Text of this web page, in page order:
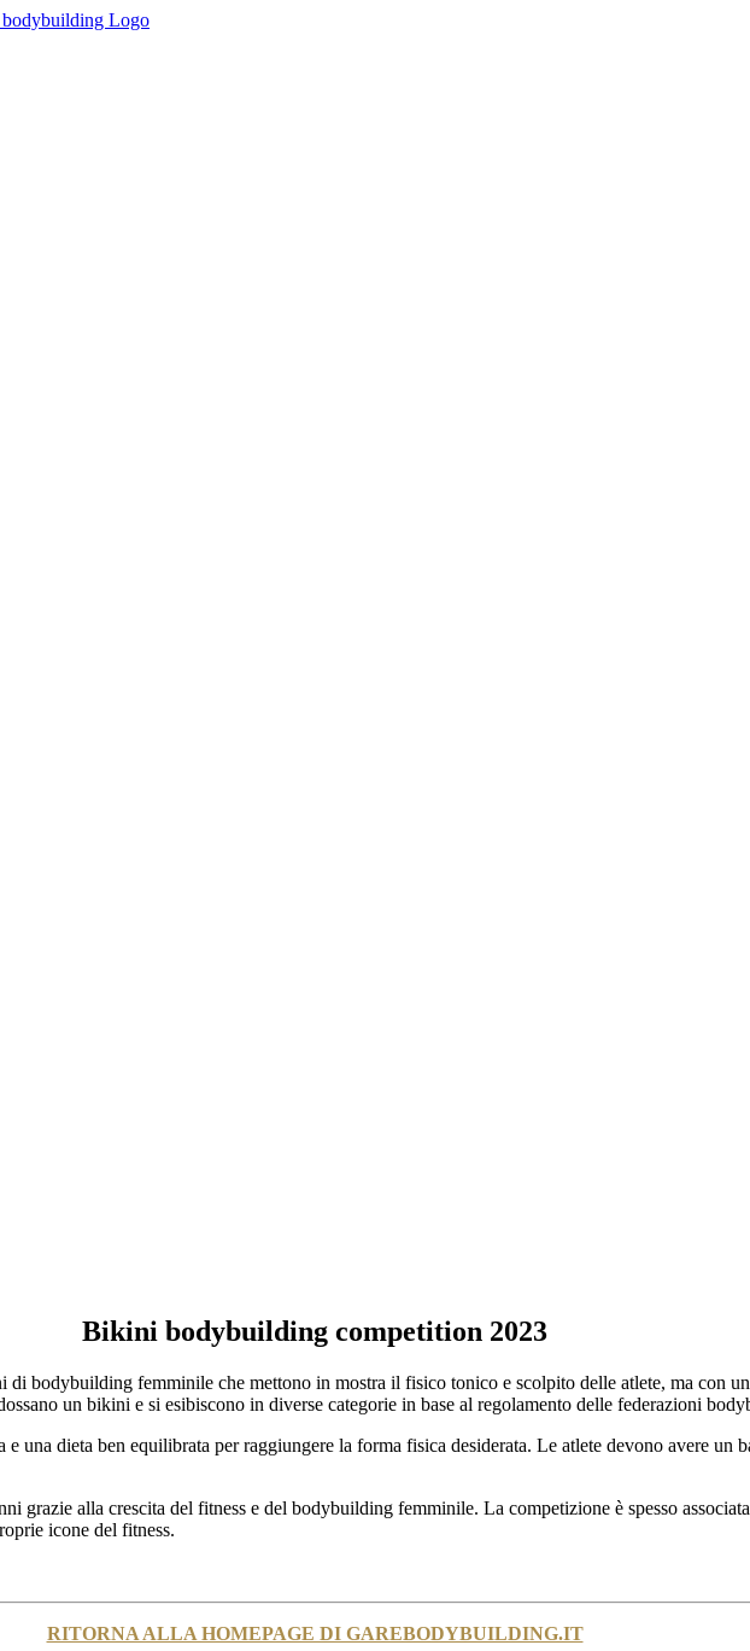
Bikini bodybuilding competition 2023
bodybuilding femminile che mettono in mostra il fisico tonico e scolpito delle atlete, ma con
un bikini e si esibiscono in diverse categorie in base al regolamento delle federazioni
una dieta ben equilibrata per raggiungere la forma fisica desiderata. Le atlete devono avere un
grazie alla crescita del fitness e del bodybuilding femminile. La competizione è spesso
icone del fitness.
RITORNA ALLA HOMEPAGE DI GAREBODYBUILDING.IT